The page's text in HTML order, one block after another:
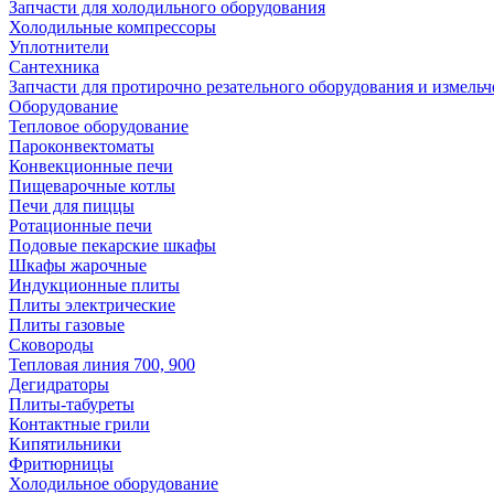
Запчасти для холодильного оборудования
Холодильные компрессоры
Уплотнители
Сантехника
Запчасти для протирочно резательного оборудования и
Оборудование
Тепловое оборудование
Пароконвектоматы
Конвекционные печи
Пищеварочные котлы
Печи для пиццы
Ротационные печи
Подовые пекарские шкафы
Шкафы жарочные
Индукционные плиты
Плиты электрические
Плиты газовые
Сковороды
Тепловая линия 700, 900
Дегидраторы
Плиты-табуреты
Контактные грили
Кипятильники
Фритюрницы
Холодильное оборудование